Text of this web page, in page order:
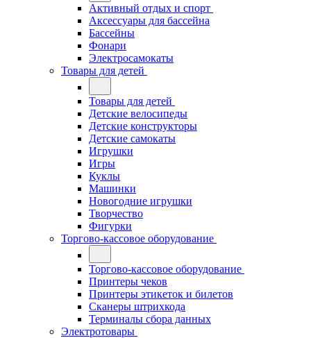
Активный отдых и спорт
Аксессуары для бассейна
Бассейны
Фонари
Электросамокаты
Товары для детей
Товары для детей
Детские велосипеды
Детские конструкторы
Детские самокаты
Игрушки
Игры
Куклы
Машинки
Новогодние игрушки
Творчество
Фигурки
Торгово-кассовое оборудование
Торгово-кассовое оборудование
Принтеры чеков
Принтеры этикеток и билетов
Сканеры штрихкода
Терминалы сбора данных
Электротовары